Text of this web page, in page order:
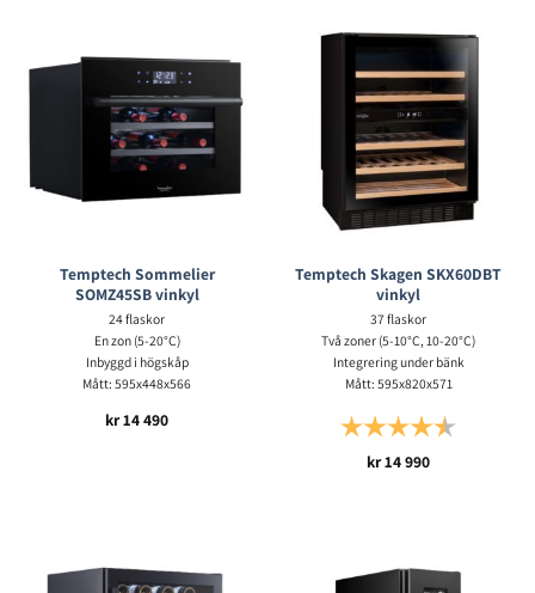
Temptech Sommelier
SOMZ45SB vinkyl
24 flaskor
En zon (5-20°C)
Inbyggd i högskåp
Mått: 595x448x566
kr14 490
Temptech Skagen SKX60DBT
vinkyl
37 flaskor
Två zoner (5-10°C, 10-20°C)
Integrering under bänk
Mått: 595x820x571
Betyg:
kr14 990